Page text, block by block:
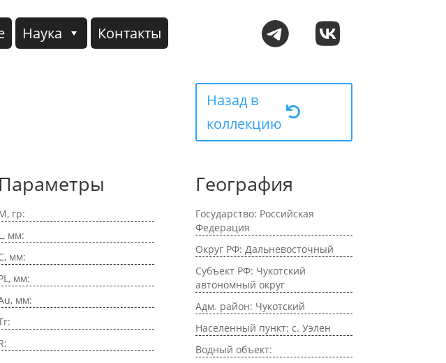
Наука Контакты
Назад в
коллекцию
Параметры
гр:
мм:
мм:
мм:
мм:
География
Государство: Российская
Федерация
Округ РФ: Дальневосточный
Субъект РФ: Чукотский
автономный округ
Адм. район: Чукотский
Населенный пункт: с. Уэлен
Водный объект: